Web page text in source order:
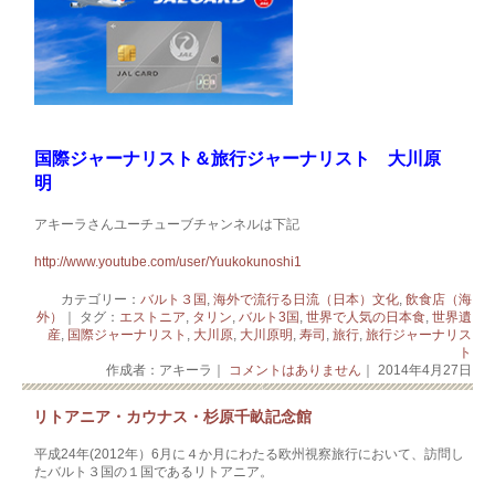
国際ジャーナリスト＆旅行ジャーナリスト 大川原
明
アキーラさんユーチューブチャンネルは下記
http://www.youtube.com/user/Yuukokunoshi1
カテゴリー： バルト３国 海外で流行る日流（日本）文化, 飲食店（海
外）
｜ タグ： エストニア タリン バルト3国 世界で人気の日本食, 世界遺
産, 国際ジャーナリスト 大川原, 大川原明 寿司 旅行, 旅行ジャーナリス
ト
作成者：アキーラ｜
コメントはありません ｜ 2014年4月27日
リトアニア・カウナス・杉原千畝記念館
平成24年(2012年）6月に４か月にわたる欧州視察旅行において、訪問し
たバルト３国の１国であるリトアニア。